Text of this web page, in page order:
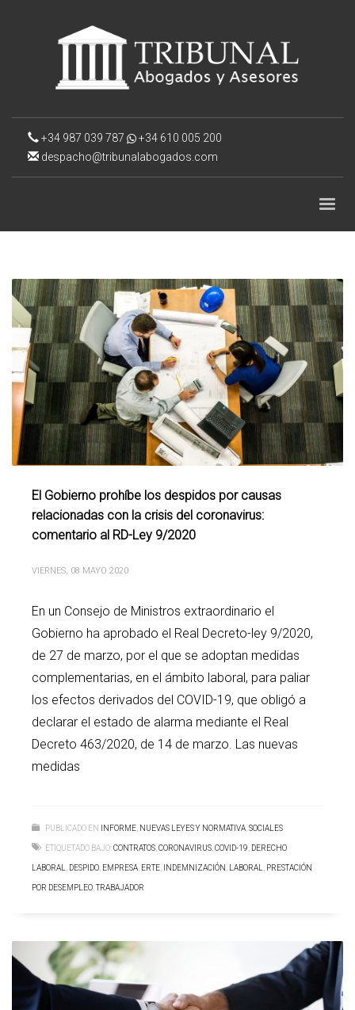
+34 987 039 787
+34 610 005 200
despacho@tribunalabogados.com
El Gobierno prohíbe los despidos por causas
relacionadas con la crisis del coronavirus:
comentario al RD-Ley 9/2020
VIERNES, 08 MAYO 2020
En un Consejo de Ministros extraordinario el
Gobierno ha aprobado el Real Decreto-ley 9/2020,
de 27 de marzo, por el que se adoptan medidas
complementarias, en el ámbito laboral, para paliar
los efectos derivados del COVID-19, que obligó a
declarar el estado de alarma mediante el Real
Decreto 463/2020, de 14 de marzo. Las nuevas
medidas
PUBLICADO EN INFORME, NUEVAS LEYES Y NORMATIVA,SOCIALES
ETIQUETADO BAJO:CONTRATOS,CORONAVIRUS,COVID-19, DERECHO
LABORAL, DESPIDO, EMPRESA, ERTE, INDEMNIZACIÓN, LABORAL, PRESTACIÓN
POR DESEMPLEO,TRABAJADOR